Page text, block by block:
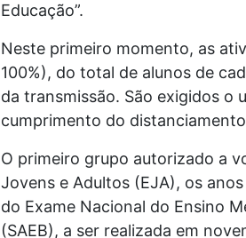
Educação”.
Neste primeiro momento, as
100%), do total de alunos de
da transmissão. São exigidos o
cumprimento do
O primeiro grupo autorizado a
Jovens e Adultos (EJA), os
do Exame Nacional do Ensino
(SAEB), a ser realizada em